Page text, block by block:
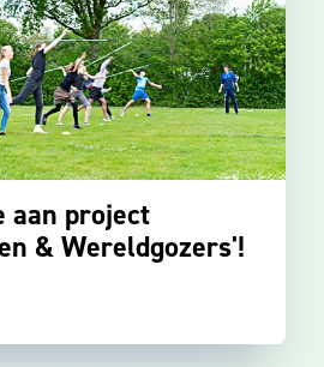
aan project
& Wereldgozers'!